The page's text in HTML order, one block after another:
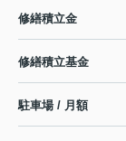
修繕積立金
修繕積立基金
駐車場 / 月額